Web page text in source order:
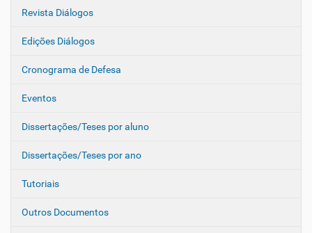
Revista Diálogos
Edições Diálogos
Cronograma de Defesa
Eventos
Dissertações/Teses por aluno
Dissertações/Teses por ano
Tutoriais
Outros Documentos